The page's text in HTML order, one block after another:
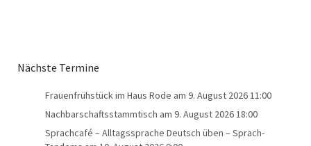
Nächste Termine
Frauenfrühstück im Haus Rode am 9. August 2026 11:00
Nachbarschaftsstammtisch am 9. August 2026 18:00
Sprachcafé – Alltagssprache Deutsch üben – Sprach-